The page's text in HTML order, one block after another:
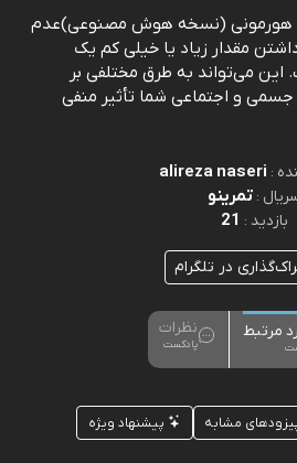
هورمونی (نسخه هوش مصنوعی)عدم
مقدار زیاد یا خیلی کم یک
می‌تواند به طرق مختلفی بر
و اجتماعی شما تأثیر منفی
:
alireza naseri
:تمرینو
بازدید : 21
در تلگرام
مرتبط نظرات
پادکست
مشابه پیشنهاد ویژه